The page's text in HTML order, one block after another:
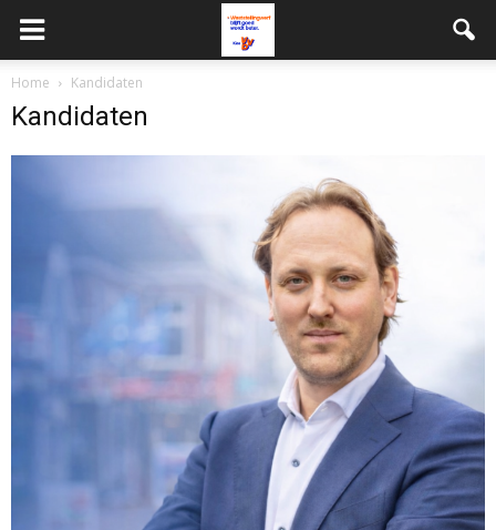
Home Kandidaten
Kandidaten